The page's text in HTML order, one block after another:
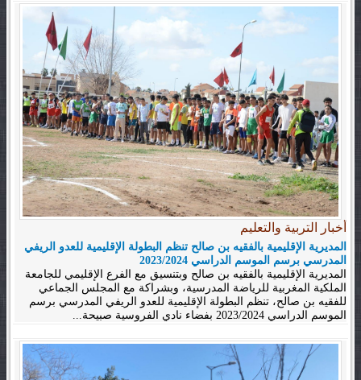
أخبار التربية والتعليم
المديرية الإقليمية بالفقيه بن صالح تنظم البطولة الإقليمية للعدو الريفي
المدرسي برسم الموسم الدراسي 2023/2024
المديرية الإقليمية بالفقيه بن صالح وبتنسيق مع الفرع الإقليمي للجامعة
الملكية المغربية للرياضة المدرسية، وبشراكة مع المجلس الجماعي
للفقيه بن صالح، تنظم البطولة الإقليمية للعدو الريفي المدرسي برسم
الموسم الدراسي 2023/2024 بفضاء نادي الفروسية صبيحة...